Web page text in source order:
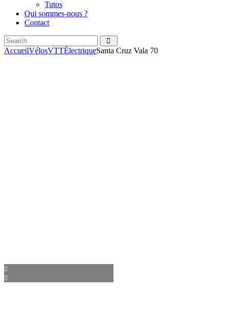
Tutos
Qui sommes-nous ?
Contact
Search
facebook
instagramm
AccueilVélosVTTÉlectriqueSanta Cruz Vala 70